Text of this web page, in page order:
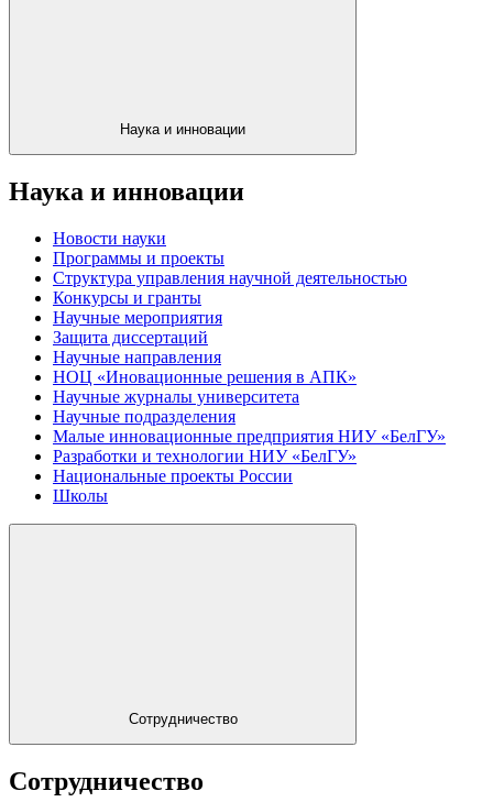
Наука и инновации
Наука и инновации
Новости науки
Программы и проекты
Структура управления научной деятельностью
Конкурсы и гранты
Научные мероприятия
Защита диссертаций
Научные направления
НОЦ «Иновационные решения в АПК»
Научные журналы университета
Научные подразделения
Малые инновационные предприятия НИУ «БелГУ»
Разработки и технологии НИУ «БелГУ»
Национальные проекты России
Школы
Сотрудничество
Сотрудничество